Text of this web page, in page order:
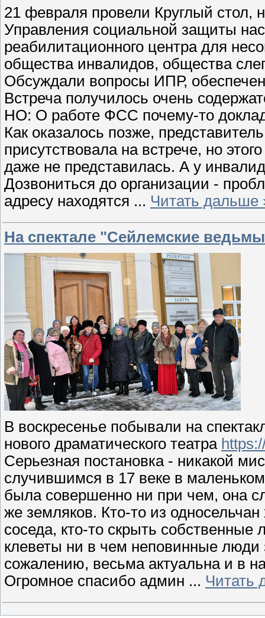
21 февраля провели Круглый стол,
Управления социальной защиты
реабилитационного центра для
общества инвалидов, общества
Обсуждали вопросы ИПР,
Встреча получилось очень
НО: О работе ФСС почему-то
Как оказалось позже,
присутствовала на встрече, но
даже не представилась. А у
Дозвониться до организации -
адресу находятся ... Читать дальше
На спектале "Сейлемские
В воскресенье побывали на
нового драматического театра
Серьезная постановка - никакой
случившимся в 17 веке в
была совершенно ни при чем, она
же земляков. Кто-то из
соседа, кто-то скрыть
клеветы ни в чем неповинные
сожалению, весьма актуальна и в
Огромное спасибо админ ... Читать